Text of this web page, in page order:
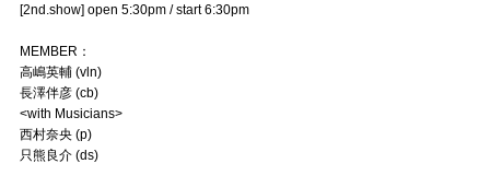
[2nd.show] open 5:30pm / start 6:30pm
MEMBER：
高嶋英輔 (vln)
長澤伴彦 (cb)
<with Musicians>
西村奈央 (p)
只熊良介 (ds)